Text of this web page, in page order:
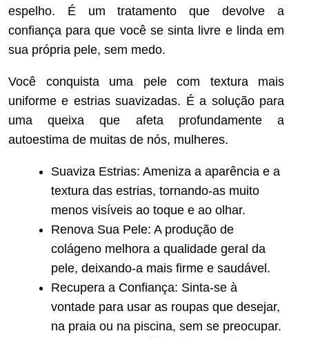
espelho. É um tratamento que devolve a
confiança para que você se sinta livre e linda em
sua própria pele, sem medo.
Você conquista uma pele com textura mais
uniforme e estrias suavizadas. É a solução para
uma queixa que afeta profundamente a
autoestima de muitas de nós, mulheres.
Suaviza Estrias: Ameniza a aparência e a
textura das estrias, tornando-as muito
menos visíveis ao toque e ao olhar.
Renova Sua Pele: A produção de
colágeno melhora a qualidade geral da
pele, deixando-a mais firme e saudável.
Recupera a Confiança: Sinta-se à
vontade para usar as roupas que desejar,
na praia ou na piscina, sem se preocupar.